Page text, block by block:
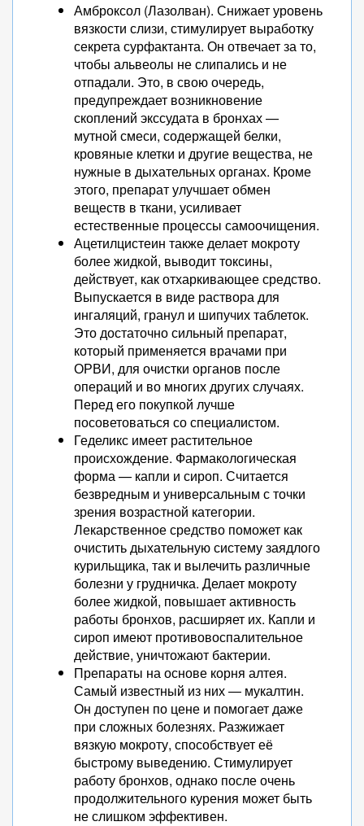
Амброксол (Лазолван). Снижает уровень
вязкости слизи, стимулирует выработку
секрета сурфактанта. Он отвечает за то,
чтобы альвеолы не слипались и не
отпадали. Это, в свою очередь,
предупреждает возникновение
скоплений экссудата в бронхах —
мутной смеси, содержащей белки,
кровяные клетки и другие вещества, не
нужные в дыхательных органах. Кроме
этого, препарат улучшает обмен
веществ в ткани, усиливает
естественные процессы самоочищения.
Ацетилцистеин также делает мокроту
более жидкой, выводит токсины,
действует, как отхаркивающее средство.
Выпускается в виде раствора для
ингаляций, гранул и шипучих таблеток.
Это достаточно сильный препарат,
который применяется врачами при
ОРВИ, для очистки органов после
операций и во многих других случаях.
Перед его покупкой лучше
посоветоваться со специалистом.
Геделикс имеет растительное
происхождение. Фармакологическая
форма — капли и сироп. Считается
безвредным и универсальным с точки
зрения возрастной категории.
Лекарственное средство поможет как
очистить дыхательную систему заядлого
курильщика, так и вылечить различные
болезни у грудничка. Делает мокроту
более жидкой, повышает активность
работы бронхов, расширяет их. Капли и
сироп имеют противовоспалительное
действие, уничтожают бактерии.
Препараты на основе корня алтея.
Самый известный из них — мукалтин.
Он доступен по цене и помогает даже
при сложных болезнях. Разжижает
вязкую мокроту, способствует её
быстрому выведению. Стимулирует
работу бронхов, однако после очень
продолжительного курения может быть
не слишком эффективен.